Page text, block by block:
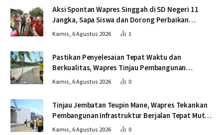
Aksi Spontan Wapres Singgah di SD Negeri 11
Jangka, Sapa Siswa dan Dorong Perbaikan
Sekolah
Kamis, 6 Agustus 2026 1
Pastikan Penyelesaian Tepat Waktu dan
Berkualitas, Wapres Tinjau Pembangunan
Jembatan Lumut
Kamis, 6 Agustus 2026 0
Tinjau Jembatan Teupin Mane, Wapres Tekankan
Pembangunan Infrastruktur Berjalan Tepat Mutu
dan Tepat Waktu
Kamis, 6 Agustus 2026 0